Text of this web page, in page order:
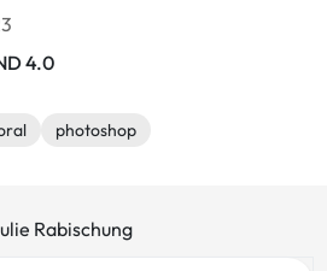
4.0
photoshop
Rabischung